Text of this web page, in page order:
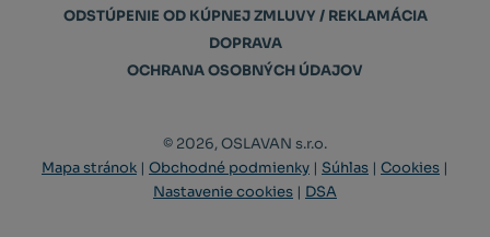
ODSTÚPENIE OD KÚPNEJ ZMLUVY / REKLAMÁCIA
DOPRAVA
OCHRANA OSOBNÝCH ÚDAJOV
© 2026, OSLAVAN s.r.o.
Mapa stránok | Obchodné podmienky | Súhlas | Cookies |
Nastavenie cookies | DSA